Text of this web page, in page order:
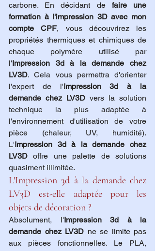
carbone. En décidant de faire une
formation à l'impression 3D avec mon
compte CPF, vous découvrirez les
propriétés thermiques et chimiques de
chaque polymère utilisé par
l'Impression 3d à la demande chez
LV3D. Cela vous permettra d'orienter
l'expert de l'Impression 3d à la
demande chez LV3D vers la solution
technique la plus adaptée à
l'environnement d'utilisation de votre
pièce (chaleur, UV, humidité).
L'Impression 3d à la demande chez
LV3D offre une palette de solutions
quasiment illimitée.
L'Impression 3d à la demande chez
LV3D est-elle adaptée pour les
objets de décoration ?
Absolument, l'Impression 3d à la
demande chez LV3D ne se limite pas
aux pièces fonctionnelles. Le PLA,